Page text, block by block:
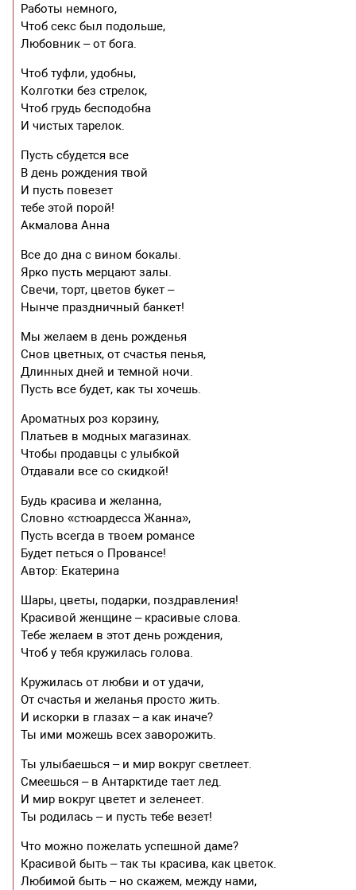
Работы немного,
Чтоб секс был подольше,
Любовник – от бога.
Чтоб туфли, удобны,
Колготки без стрелок,
Чтоб грудь бесподобна
И чистых тарелок.
Пусть сбудется все
В день рождения твой
И пусть повезет
тебе этой порой!
Акмалова Анна
Все до дна с вином бокалы.
Ярко пусть мерцают залы.
Свечи, торт, цветов букет –
Нынче праздничный банкет!
Мы желаем в день рожденья
Снов цветных, от счастья пенья,
Длинных дней и темной ночи.
Пусть все будет, как ты хочешь.
Ароматных роз корзину,
Платьев в модных магазинах.
Чтобы продавцы с улыбкой
Отдавали все со скидкой!
Будь красива и желанна,
Словно «стюардесса Жанна»,
Пусть всегда в твоем романсе
Будет петься о Провансе!
Автор: Екатерина
Шары, цветы, подарки, поздравления!
Красивой женщине – красивые слова.
Тебе желаем в этот день рождения,
Чтоб у тебя кружилась голова.
Кружилась от любви и от удачи,
От счастья и желанья просто жить.
И искорки в глазах – а как иначе?
Ты ими можешь всех заворожить.
Ты улыбаешься – и мир вокруг светлеет.
Смеешься – в Антарктиде тает лед.
И мир вокруг цветет и зеленеет.
Ты родилась – и пусть тебе везет!
Что можно пожелать успешной даме?
Красивой быть – так ты красива, как цветок.
Любимой быть – но скажем, между нами,